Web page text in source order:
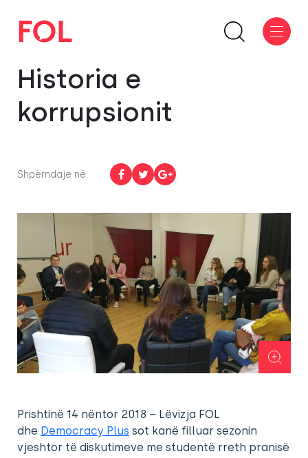
Historia e
korrupsionit
Shpërndaje në:
Prishtinë 14 nëntor 2018 – Lëvizja FOL
dhe Democracy Plus sot kanë filluar sezonin
vjeshtor të diskutimeve me studentë rreth pranisë